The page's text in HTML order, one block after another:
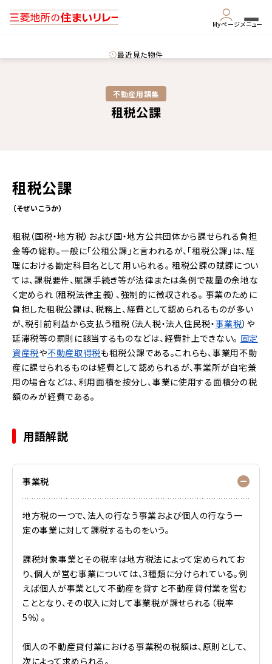
Myページメニュー
最近見た物件
不動産用語集​
租税公課
租税公課
（そぜいこうか）
租税（国税・地方税）および国・地方公共団体から課せられる負担
金等の総称。一般に「公租公課」と言われるが、「租税公課」は、経
理における勘定科目名として用いられる。 租税公課の賦課につい
ては、課税要件、賦課手続き等が法律または条例で裁量の余地な
く定められ（租税法律主義）、強制的に徴収される。 事業のために
負担した租税公課は、税務上、経費として認められるものが多い
が、税引前利益から支払う租税（法人税・法人住民税・事業税）や
延滞税等の罰則に該当するものなどは、経費計上できない。 固定
資産税や不動産取得税も租税公課である。これらも、事業用不動
産に課せられるものは経費として認められるが、事業所が自宅兼
用の場合などは、利用面積を按分し、事業に使用する面積分の税
額のみが経費である。
用語解説
事業税
地方税の一つで、法人の行なう事業および個人の行なう一
定の事業に対して課税するものをいう。
課税対象事業とその税率は地方税法によって定められてお
り、個人が営む事業については、3種類に分けられている。例
えば個人が事業として不動産を貸すと不動産貸付業を営む
こととなり、その収入に対して事業税が課せられる（税率
5％）。
個人の不動産貸付業における事業税の税額は、原則として、
次によって求められる。